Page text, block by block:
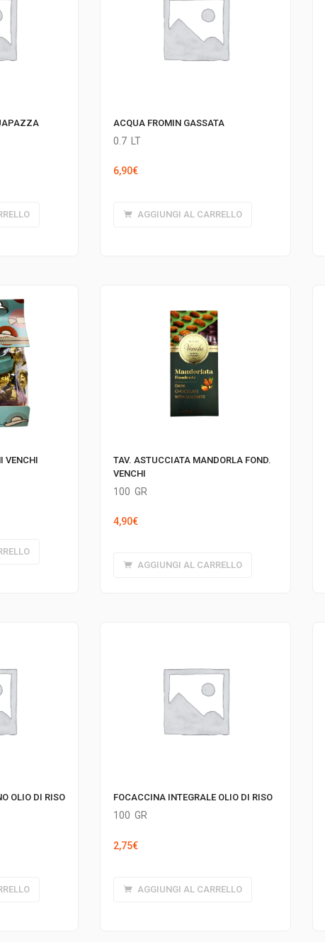
ACQUA FROMIN GASSATA
0.7 LT
6,90€
AGGIUNGI AL CARRELLO
VENCHI
TAV. ASTUCCIATA MANDORLA FOND.
VENCHI
100 GR
4,90€
AGGIUNGI AL CARRELLO
OLIO DI RISO FOCACCINA INTEGRALE OLIO DI RISO
100 GR
2,75€
AGGIUNGI AL CARRELLO